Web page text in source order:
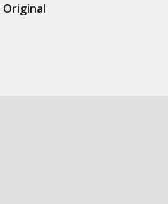
Original